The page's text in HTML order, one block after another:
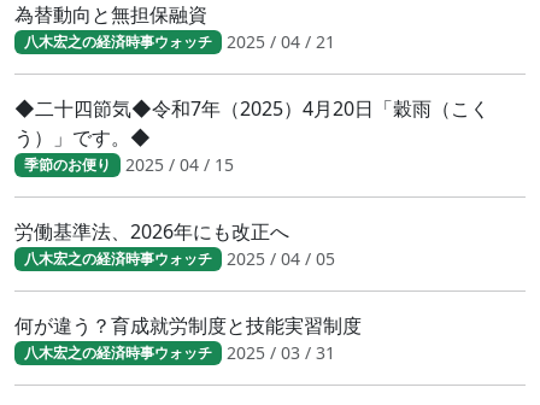
為替動向と無担保融資
八木宏之の経済時事ウォッチ 2025 / 04 / 21
◆二十四節気◆令和7年（2025）4月20日「穀雨（こく
う）」です。◆
季節のお便り 2025 / 04 / 15
労働基準法、2026年にも改正へ
八木宏之の経済時事ウォッチ 2025 / 04 / 05
何が違う？育成就労制度と技能実習制度
八木宏之の経済時事ウォッチ 2025 / 03 / 31